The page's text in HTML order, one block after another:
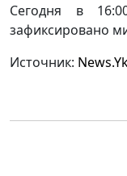
Сегодня в
зафиксировано
Источник: